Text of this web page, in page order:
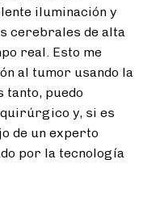
iluminación y
cerebrales de alta
real. Esto me
al tumor usando la
puedo
y, si es
de un experto
por la tecnología